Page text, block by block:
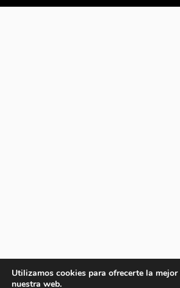
Utilizamos cookies para ofrecerte la mejor
nuestra web.